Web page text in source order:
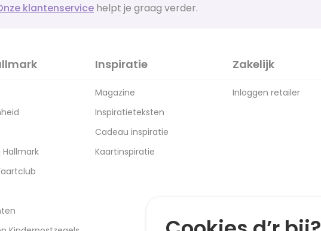
klantenservice helpt je graag verder.
Hallmark
Inspiratie
Magazine
Inspiratieteksten
Cadeau inspiratie
Kaartinspiratie
Zakelijk
Inloggen retailer